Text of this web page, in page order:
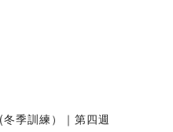
季訓練）｜第四週